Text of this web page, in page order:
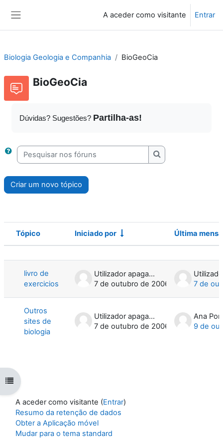
A aceder como visitante Entrar
Abrir índice da disciplina
Biologia Geologia e Companhia BioGeoCia
BioGeoCia
Dúvidas? Sugestões? Partilha-as!
Pesquisar nos fóruns
Pesquisar nos
Criar um novo tópico
Estado
Tópico Iniciado por Última
livro de
exercicios
Utilizador apagado
7 de outubro de 2006
7 de
Outros
sites de
biologia
Utilizador apagado
7 de outubro de 2006
Ana
9 de
A aceder como visitante (Entrar)
Resumo da retenção de dados
Obter a Aplicação móvel
Mudar para o tema standard